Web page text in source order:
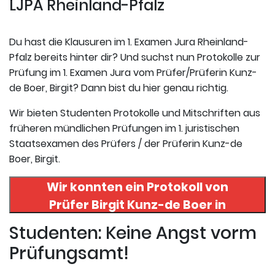
LJPA Rheinland-Pfalz
Du hast die Klausuren im 1. Examen Jura Rheinland-
Pfalz bereits hinter dir? Und suchst nun Protokolle zur
Prüfung im 1. Examen Jura vom Prüfer/Prüferin Kunz-
de Boer, Birgit? Dann bist du hier genau richtig.
Wir bieten Studenten Protokolle und Mitschriften aus
früheren mündlichen Prüfungen im 1. juristischen
Staatsexamen des Prüfers / der Prüferin Kunz-de
Boer, Birgit.
Wir konnten ein Protokoll von
Prüfer Birgit Kunz-de Boer in
uneserer Datenbank finden. Hier
registrieren und das Protokoll
abrufen.
Studenten: Keine Angst vorm
Prüfungsamt!